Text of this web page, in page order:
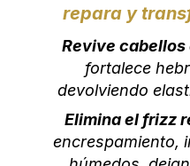
repara y
Revive cabellos
fortalece
devolviendo
Elimina el frizz
encrespamiento,